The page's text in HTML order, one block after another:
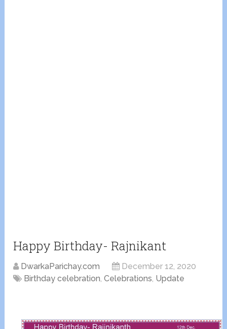
Happy Birthday- Rajnikant
DwarkaParichay.com
December 12, 2020
Birthday celebration,Celebrations, Update